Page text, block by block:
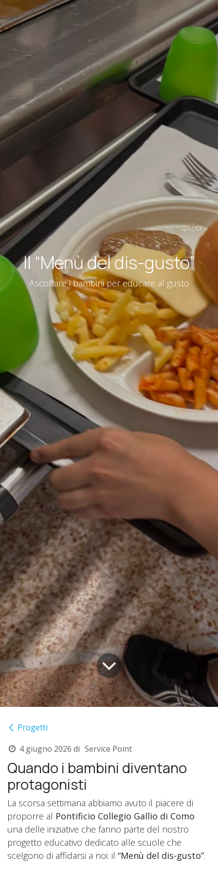
Il “Menù del dis-gusto”
Ascoltare i bambini per educare al gusto
Progetti
4 giugno 2026 di Service Point
Quando i bambini diventano
protagonisti
La scorsa settimana abbiamo avuto il piacere di
proporre al Pontificio Collegio Gallio di Como
una delle iniziative che fanno parte del nostro
progetto educativo dedicato alle scuole che
scelgono di affidarsi a noi: il “Menù del dis-gusto”.